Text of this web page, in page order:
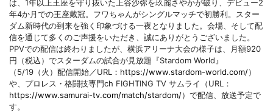
は、1年以上王座を守り抜いた上谷沙弥を玖麗さやかが破り、デビュー2
年4か月での王座戴冠。フワちゃんがシングルマッチで初勝利。スター
ダム新時代の到来を強く印象づける一夜となりました。会場、そして配
信を通じて多くのご声援をいただき、誠にありがとうございました。
PPVでの配信は終わりましたが、横浜アリーナ大会の様子は、月額920
円（税込）でスターダムの試合が見放題『Stardom World』
（5/19（火）配信開始／URL： https://www.stardom-world.com/）
や、プロレス・格闘技専門ch FIGHTING TV サムライ（URL：
https://www.samurai-tv.com/match/stardom/）で配信、放送予定で
す。